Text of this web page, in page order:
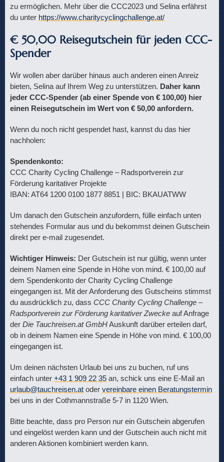
zu ermöglichen. Mehr über die CCC2023 und Selina erfährst
du unter https://www.charitycyclingchallenge.at/
€ 50,00 Reisegutschein für jeden CCC-
Spender
Wir wollen aber darüber hinaus auch anderen einen Anreiz
bieten, Selina auf Ihrem Weg zu unterstützen. Daher kann
jeder CCC-Spender (ab einer Spende von € 100,00) hier
einen Reisegutschein im Wert von € 50,00 anfordern.
Wenn du noch nicht gespendet hast, kannst du das hier
nachholen:
Spendenkonto:
CCC Charity Cycling Challenge – Radsportverein zur
Förderung karitativer Projekte
IBAN: AT64 1200 0100 1877 8851 | BIC: BKAUATWW
Um danach den Gutschein anzufordern, fülle einfach unten
stehendes Formular aus und du bekommst deinen Gutschein
direkt per e-mail zugesendet.
Wichtiger Hinweis: Der Gutschein ist nur gültig, wenn unter
deinem Namen eine Spende in Höhe von mind. € 100,00 auf
dem Spendenkonto der Charity Cycling Challenge
eingegangen ist. Mit der Anforderung des Gutscheins stimmst
du ausdrücklich zu, dass CCC Charity Cycling Challenge –
Radsportverein zur Förderung karitativer Zwecke auf Anfrage
der Die Tauchreisen.at GmbHAuskunft darüber erteilen darf,
ob in deinem Namen eine Spende in Höhe von mind. € 100,00
eingegangen ist.
Um deinen nächsten Urlaub bei uns zu buchen, ruf uns
einfach unter +43 1 909 22 35 an, schick uns eine E-Mail an
urlaub@tauchreisen.at oder vereinbare einen Beratungstermin
bei uns in der Cothmannstraße 5-7 in 1120 Wien.
Bitte beachte, dass pro Person nur ein Gutschein abgerufen
und eingelöst werden kann und der Gutschein auch nicht mit
anderen Aktionen kombiniert werden kann.